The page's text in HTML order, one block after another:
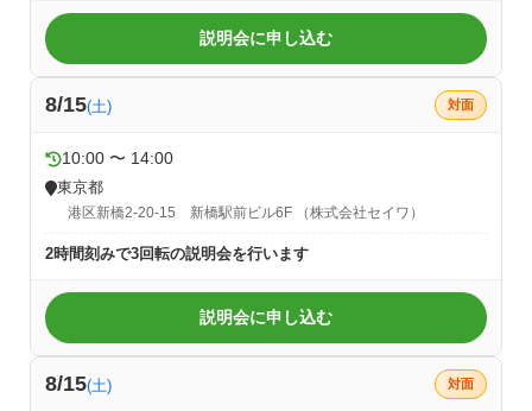
説明会に申し込む
8/15(土) 対面
10:00 〜 14:00
東京都
港区新橋2-20-15 新橋駅前ビル6F （株式会社セイワ）
2時間刻みで3回転の説明会を行います
説明会に申し込む
8/15(土) 対面